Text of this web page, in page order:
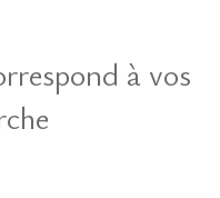
à vos